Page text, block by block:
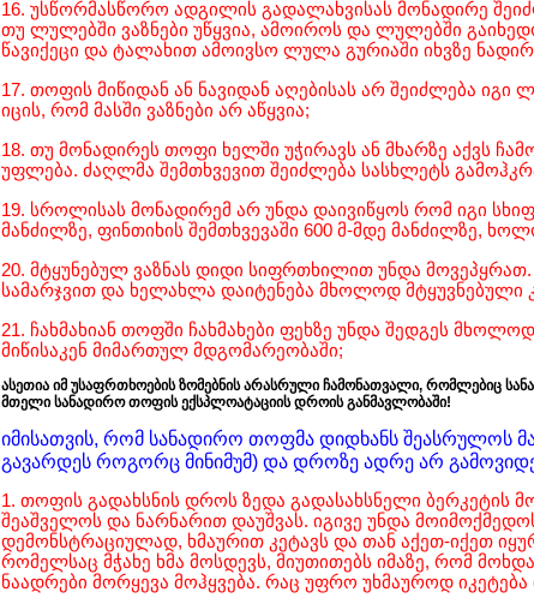
16. უსწორმასწორო ადგილის გადალახვისას მონადირე
თუ ლულებში ვაზნები უწყვია, ამოიროს და ლულებში
წავიქეცი და ტალახით ამოივსო ლულა გურიაში იხვზე
17. თოფის მიწიდან ან ნავიდან აღებისას არ შეიძლება
იცის, რომ მასში ვაზნები არ აწყვია;
18. თუ მონადირეს თოფი ხელში უჭირავს ან მხარზე აქვს
უფლება. ძაღლმა შემთხვევით შეიძლება სასხლეტს
19. სროლისას მონადირემ არ უნდა დაივიწყოს რომ იგი
მანძილზე, ფინთიხის შემთხვევაში 600 მ-მდე მანძილზე,
20. მტყუნებულ ვაზნას დიდი სიფრთხილით უნდა მოვეპყრათ.
სამარჯვით და ხელახლა დაიტენება მხოლოდ მტყუვნებული
21. ჩახმახიან თოფში ჩახმახები ფეხზე უნდა შედგეს
მიწისაკენ მიმართულ მდგომარეობაში;
ასეთია იმ უსაფრთხოების ზომებნის არასრული ჩამონათვალი, რომლებიც
მთელი სანადირო თოფის ექსპლოატაციის დროის განმავლობაში!
იმისათვის, რომ სანადირო თოფმა დიდხანს შეასრულოს
გავარდეს როგორც მინიმუმ) და დროზე ადრე არ
1. თოფის გადახსნის დროს ზედა გადასახსნელი ბერკეტის
შეაშველოს და ნარნარით დაუშვას. იგივე უნდა
დემონსტრაციულად, ხმაურით კეტავს და თან აქეთ-იქეთ
რომელსაც მჭახე ხმა მოსდევს, მიუთითებს იმაზე, რომ
ნაადრები მორყევა მოჰყვება. რაც უფრო უხმაუროდ